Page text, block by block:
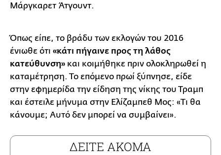
Μάργκαρετ Άτγουντ.
Όπως είπε, το βράδυ των εκλογών του 2016
ένιωθε ότι «κάτι πήγαινε προς τη λάθος
κατεύθυνση» και κοιμήθηκε πριν ολοκληρωθεί η
καταμέτρηση. Το επόμενο πρωί ξύπνησε, είδε
στην εφημερίδα την είδηση της νίκης του Τραμπ
και έστειλε μήνυμα στην Ελίζαμπεθ Μος: «Τι θα
κάνουμε; Αυτό δεν μπορεί να συμβαίνει».
ΔΕΙΤΕ ΑΚΟΜΑ